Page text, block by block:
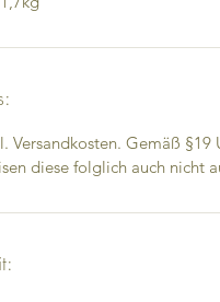
Versandkosten. Gemäß §19
diese folglich auch nicht